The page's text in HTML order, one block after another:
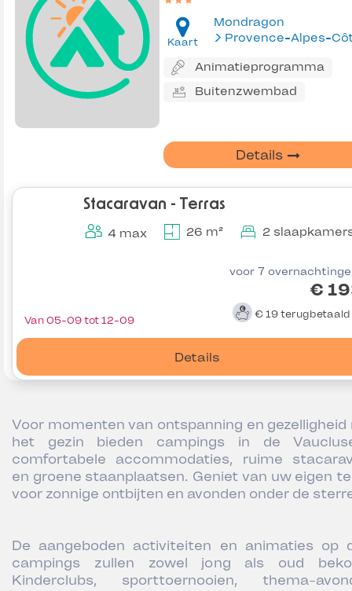
Kaart
Mondragon
Animatieprogramma
Buitenzwembad
Details
Stacaravan - Terras
4 max 26 m² 2
voor 7
€
€ 19 terugbetaald
Details
Van 05-09 tot 12-09
Voor momenten van ontspanning en gezelligheid
het gezin bieden campings in de
comfortabele accommodaties, ruime
en groene staanplaatsen. Geniet van uw eigen
voor zonnige ontbijten en avonden onder de
De aangeboden activiteiten en animaties op
campings zullen zowel jong als oud
Kinderclubs, sporttoernooien, thema-